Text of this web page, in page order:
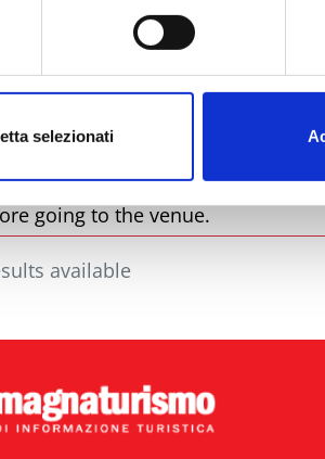
selezionati
going to the venue.
available